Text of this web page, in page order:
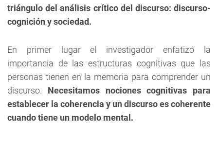
triángulo del análisis crítico del discurso: discurso-
cognición y sociedad.
En primer lugar el investigador enfatizó la
importancia de las estructuras cognitivas que las
personas tienen en la memoria para comprender un
discurso. Necesitamos nociones cognitivas para
establecer la coherencia y un discurso es coherente
cuando tiene un modelo mental.